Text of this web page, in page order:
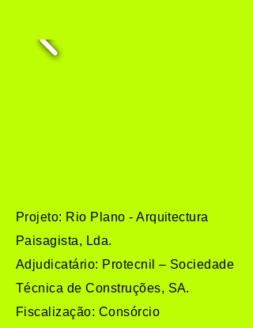
Projeto: Rio Plano - Arquitectura
Paisagista, Lda.
Adjudicatário: Protecnil – Sociedade
Técnica de Construções, SA.
Fiscalização: Consórcio